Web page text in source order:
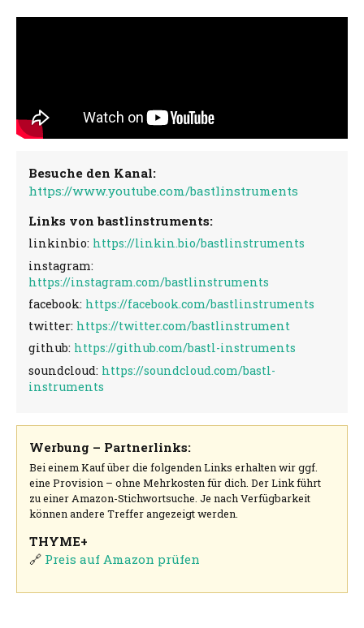
Besuche den Kanal:
https://www.youtube.com/bastlinstruments
Links von bastlinstruments:
linkinbio: https://linkin.bio/bastlinstruments
instagram:
https://instagram.com/bastlinstruments
facebook: https://facebook.com/bastlinstruments
twitter: https://twitter.com/bastlinstrument
github: https://github.com/bastl-instruments
soundcloud: https://soundcloud.com/bastl-
instruments
Werbung – Partnerlinks:
Bei einem Kauf über die folgenden Links erhalten wir ggf.
eine Provision – ohne Mehrkosten für dich. Der Link führt
zu einer Amazon-Stichwortsuche. Je nach Verfügbarkeit
können andere Treffer angezeigt werden.
THYME+
🔗 Preis auf Amazon prüfen